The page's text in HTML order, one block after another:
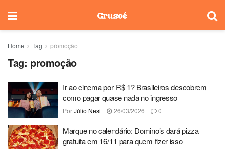
Home Tag promoção
Tag: promoção
Ir ao cinema por R$ 1? Brasileiros descobrem
como pagar quase nada no ingresso
PorJúlio Nesi 26/03/2026 0
Marque no calendário: Domino’s dará pizza
gratuita em 16/11 para quem fizer isso